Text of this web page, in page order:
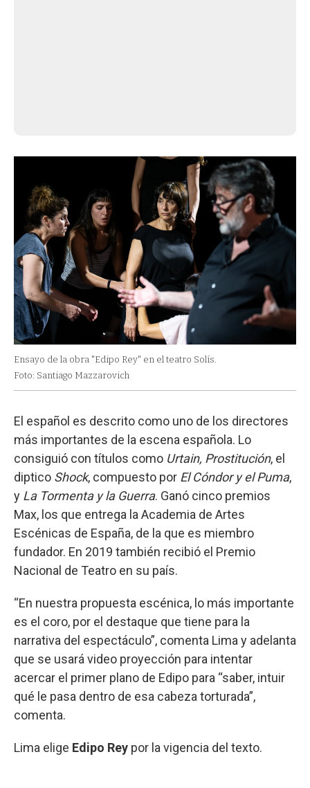
Ensayo de la obra "Edipo Rey" en el teatro Solís.
Foto: Santiago Mazzarovich
El español es descrito como uno de los directores
más importantes de la escena española. Lo
consiguió con títulos como Urtain, Prostitución, el
diptico Shock, compuesto por El Cóndor y el Puma,
y La Tormenta y la Guerra. Ganó cinco premios
Max, los que entrega la Academia de Artes
Escénicas de España, de la que es miembro
fundador. En 2019 también recibió el Premio
Nacional de Teatro en su país.
“En nuestra propuesta escénica, lo más importante
es el coro, por el destaque que tiene para la
narrativa del espectáculo”, comenta Lima y adelanta
que se usará video proyección para intentar
acercar el primer plano de Edipo para “saber, intuir
qué le pasa dentro de esa cabeza torturada”,
comenta.
Lima elige Edipo Rey por la vigencia del texto.